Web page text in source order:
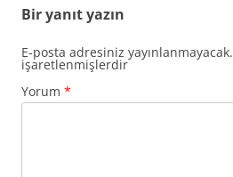
Bir yanıt yazın
E-posta adresiniz yayınlanmayacak.
işaretlenmişlerdir
Yorum *